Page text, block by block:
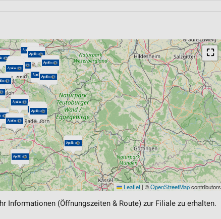
⛶
Leaflet | ©OpenStreetMapcontributors
Informationen (Öffnungszeiten & Route) zur Filiale zu erhalten.